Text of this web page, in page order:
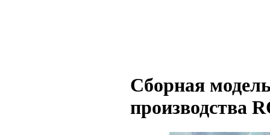
Сборная
производства